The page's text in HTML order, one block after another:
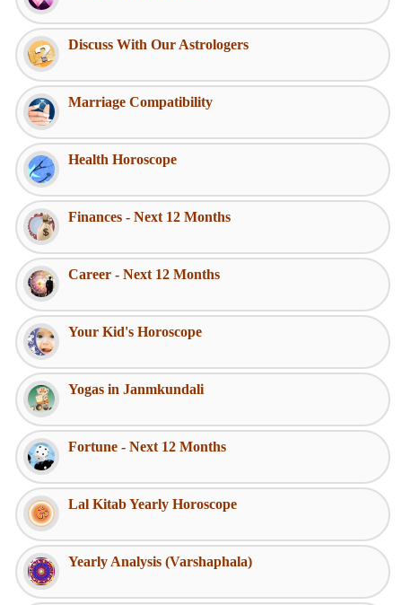
Discuss With Our Astrologers
Marriage Compatibility
Health Horoscope
Finances - Next 12 Months
Career - Next 12 Months
Your Kid's Horoscope
Yogas in Janmkundali
Fortune - Next 12 Months
Lal Kitab Yearly Horoscope
Yearly Analysis (Varshaphala)